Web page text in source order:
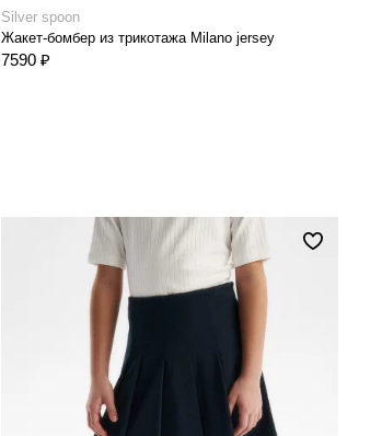
Silver spoon
Жакет-бомбер из трикотажа Milano jersey
7590 ₽